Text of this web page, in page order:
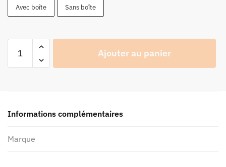
Avec boîte Sans boîte
Figurine
Kawasaki
ZI
Ajouter au panier
Informations complémentaires
Marque